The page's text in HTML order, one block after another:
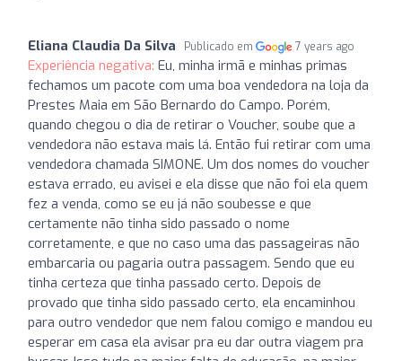
Eliana Claudia Da Silva Publicado em 7 years ago
Experiência negativa: Eu, minha irmã e minhas primas
fechamos um pacote com uma boa vendedora na loja da
Prestes Maia em São Bernardo do Campo. Porém,
quando chegou o dia de retirar o Voucher, soube que a
vendedora não estava mais lá. Então fui retirar com uma
vendedora chamada SIMONE. Um dos nomes do voucher
estava errado, eu avisei e ela disse que não foi ela quem
fez a venda, como se eu já não soubesse e que
certamente não tinha sido passado o nome
corretamente, e que no caso uma das passageiras não
embarcaria ou pagaria outra passagem. Sendo que eu
tinha certeza que tinha passado certo. Depois de
provado que tinha sido passado certo, ela encaminhou
para outro vendedor que nem falou comigo e mandou eu
esperar em casa ela avisar pra eu dar outra viagem pra